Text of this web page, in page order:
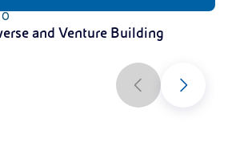
and Venture Building